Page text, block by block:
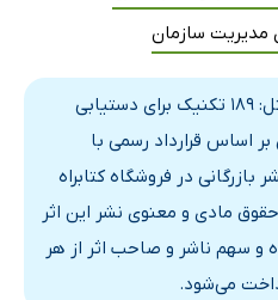
مدیریت سازمان
کتاب راهنمای مدیران هتل: 189 تکنیک برای دستیابی
اساس قرارداد رسمی با
در فروشگاه کتابراه
مادی و معنوی نشر این اثر
و سهم ناشر و صاحب اثر از هر
می‌شود.